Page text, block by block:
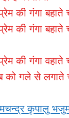
की गंगा बहाते
की गंगा बहाते
की गंगा वहाते
को गले से लगाते
कृपालु